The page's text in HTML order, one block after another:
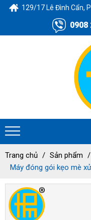
129/17 Lê Đình Cẩn,
0908
Trang chủ Sản phẩm
Máy đóng gói kẹo mè